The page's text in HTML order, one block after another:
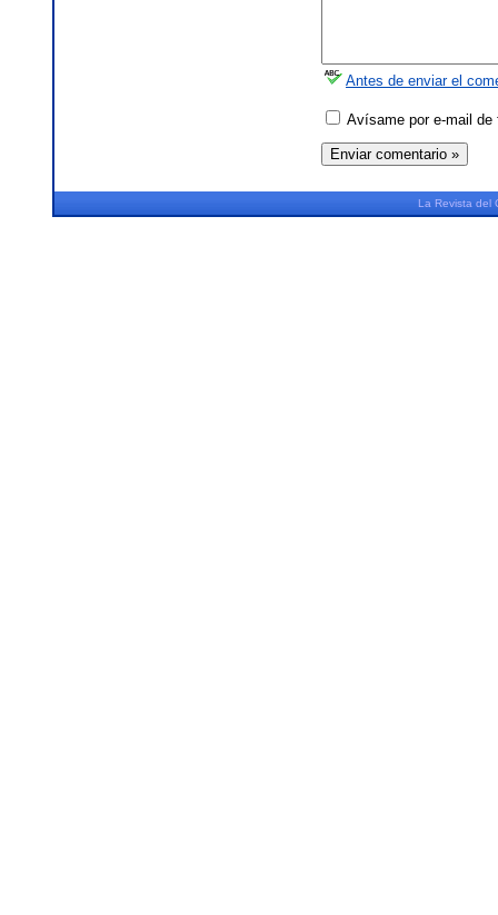
Antes de enviar el
Avísame por e-mail de
La Revista del